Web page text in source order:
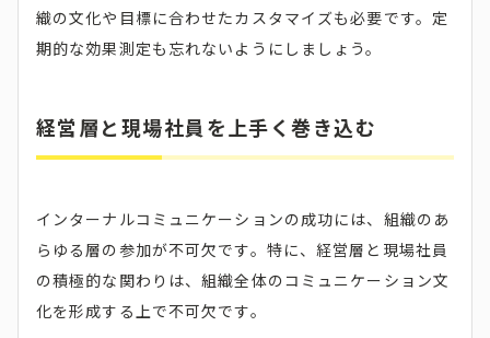
織の文化や目標に合わせたカスタマイズも必要です。定
期的な効果測定も忘れないようにしましょう。
経営層と現場社員を上手く巻き込む
インターナルコミュニケーションの成功には、組織のあ
らゆる層の参加が不可欠です。特に、経営層と現場社員
の積極的な関わりは、組織全体のコミュニケーション文
化を形成する上で不可欠です。